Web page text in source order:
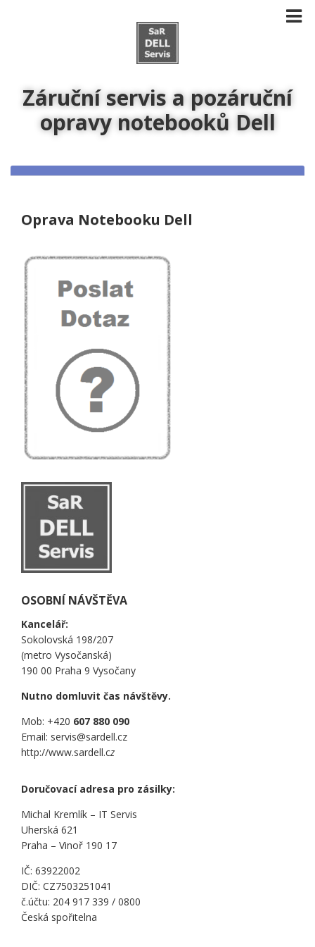
Záruční servis a pozáruční
opravy notebooků Dell
Oprava Notebooku Dell
OSOBNÍ NÁVŠTĚVA
Kancelář:
Sokolovská 198/207
(metro Vysočanská)
190 00 Praha 9 Vysočany
Nutno domluvit čas návštěvy.
Mob: +420 607 880 090
Email: servis@sardell.cz
http://www.sardell.cz
Doručovací adresa pro zásilky:
Michal Kremlík – IT Servis
Uherská 621
Praha – Vinoř 190 17
IČ: 63922002
DIČ: CZ7503251041
č.účtu: 204 917 339 / 0800
Česká spořitelna